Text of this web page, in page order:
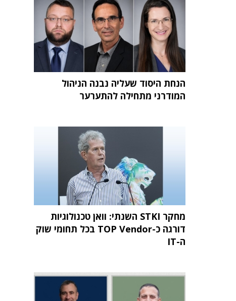
הנחת היסוד שעליה נבנה הניהול
המודרני מתחילה להתערער
מחקר STKI השנתי: וואן טכנולוגיות
דורגה כ-TOP Vendor בכל תחומי שוק
ה-IT